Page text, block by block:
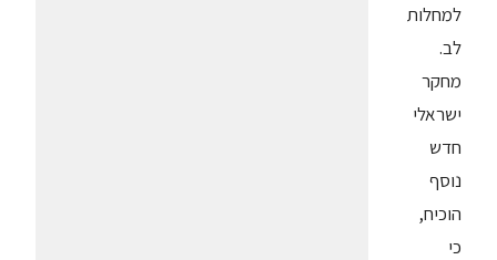
למחלות
לב.
מחקר
ישראלי
חדש
נוסף
הוכיח,
כי